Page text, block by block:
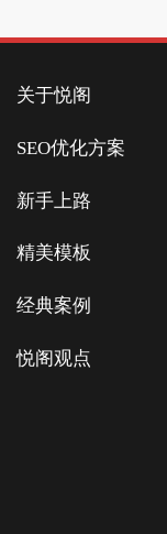
关于悦阁
SEO优化方案
新手上路
精美模板
经典案例
悦阁观点